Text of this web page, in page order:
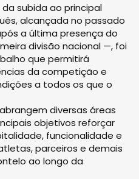
subida ao principal
alcançada no passado
a última presença do
divisão nacional —, foi
que permitirá
da competição e
a todos os que o
diversas áreas
objetivos reforçar
funcionalidade e
parceiros e demais
ao longo da